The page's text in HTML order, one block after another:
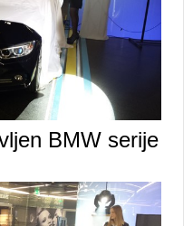
BMW serije